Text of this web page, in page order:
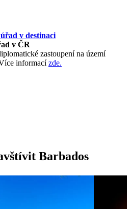
v destinaci
v ČR
zastoupení na území
informacízde.
Barbados